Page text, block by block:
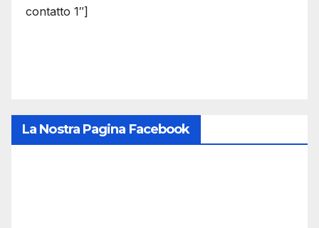
contatto 1″]
La Nostra Pagina Facebook